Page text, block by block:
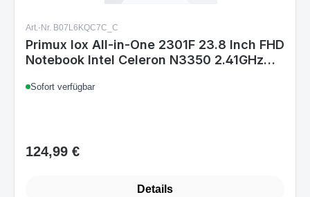
Art.-Nr. B07L6KQC7C_C
Primux Iox All-in-One 2301F 23.8 Inch FHD
Notebook Intel Celeron N3350 2.41GHz
Memory HDMI USB 3.0 2.0
Sofort verfügbar
Regulärer Preis:
124,99 €
Details